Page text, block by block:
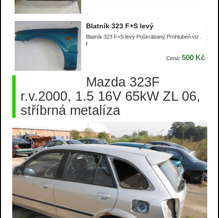
Blatník 323 F+S levý
Blatník 323 F+S levý Poškrábaný Prohlubeň viz .
f
Cena: 500 Kč
Mazda 323F
r.v.2000, 1.5 16V 65kW ZL 06,
stříbrná metalíza